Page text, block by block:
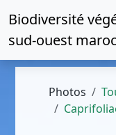
Biodiversité
sud-ouest
Photos